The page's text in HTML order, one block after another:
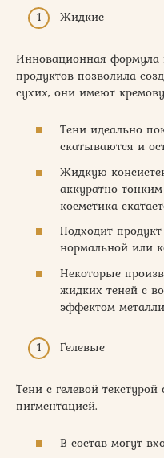
Жидкие
Инновационная формула
продуктов позволила
сухих, они имеют
Тени идеально
скатываются и
Жидкую
аккуратно
косметика
Подходит
нормальной или
Некоторые
жидких теней с
эффектом
Гелевые
Тени с гелевой
пигментацией.
В состав могут